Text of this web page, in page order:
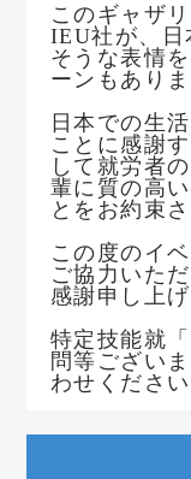
このギャザ
IEU社が、日
そうな表情
ーンもありま
日本での生
ことに感謝
して就労者
輩に質の高
とをお約束
この度のイ
ご協力いた
感謝申し上げ
特定技能就
問等ござい
わせください